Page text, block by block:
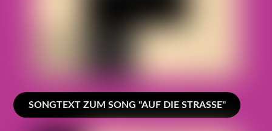
SONGTEXT ZUM SONG "AUF DIE STRASSE"